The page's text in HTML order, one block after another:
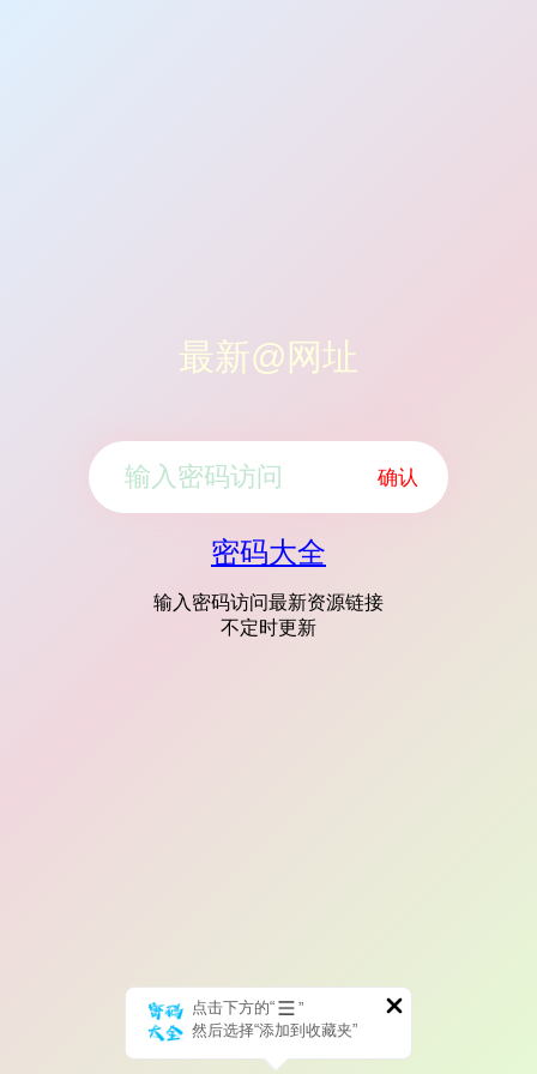
最新@网址
确认
密码大全
输入密码访问最新资源链接
不定时更新
点击下方的“
”
然后选择“添加到收藏夹”